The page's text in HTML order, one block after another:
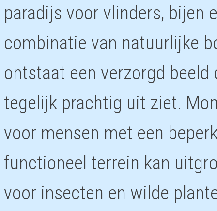
paradijs voor vlinders, bijen
combinatie van natuurlijke
ontstaat een verzorgd
tegelijk prachtig uit ziet.
voor mensen met een
functioneel terrein kan
voor insecten en wilde